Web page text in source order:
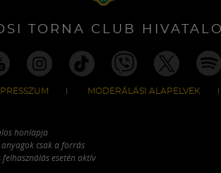
TORNA CLUB
MODERÁLÁSI ALAPELVEK
honlapja
csak a forrás
esetén aktív